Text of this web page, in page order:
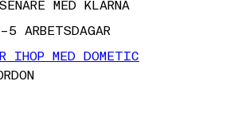
MED KLARNA
ARBETSDAGAR
IHOP MED DOMETIC